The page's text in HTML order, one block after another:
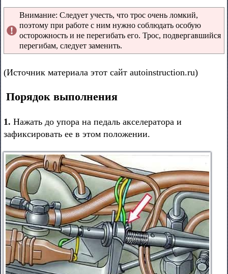
Внимание: Следует учесть, что трос очень ломкий,
поэтому при работе с ним нужно соблюдать особую
осторожность и не перегибать его. Трос, подвергавшийся
перегибам, следует заменить.
(Источник материала этот сайт autoinstruction.ru)
Порядок выполнения
1. Нажать до упора на педаль акселератора и
зафиксировать ее в этом положении.